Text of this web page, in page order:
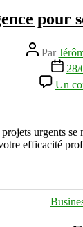
pour
Auteur
de
l’article
Par
Date
de
l’article
28/
Un
urgents
efficacité